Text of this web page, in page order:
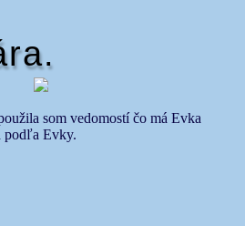
som vedomostí čo má Evka
podľa Evky.